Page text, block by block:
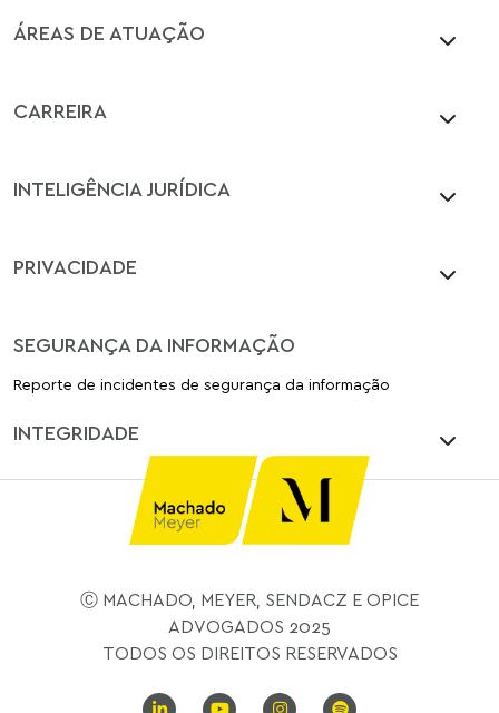
ÁREAS DE ATUAÇÃO
CARREIRA
INTELIGÊNCIA JURÍDICA
PRIVACIDADE
SEGURANÇA DA INFORMAÇÃO
Reporte de incidentes de segurança da informação
INTEGRIDADE
Ⓒ MACHADO, MEYER, SENDACZ E OPICE
ADVOGADOS 2025
TODOS OS DIREITOS RESERVADOS